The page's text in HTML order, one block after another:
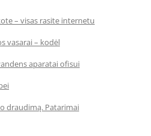
– visas rasite internetu
vasarai – kodėl
aparatai ofisui
draudimą. Patarimai